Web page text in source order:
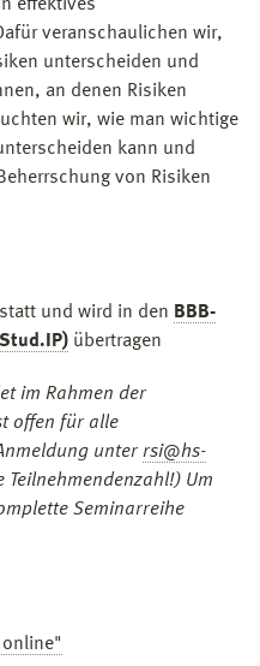
effektives
veranschaulichen wir,
unterscheiden und
an denen Risiken
wir, wie man wichtige
kann und
von Risiken
und wird in den BBB-
übertragen
im Rahmen der
offen für alle
unterrsi@hs-
Um
Seminarreihe
online"